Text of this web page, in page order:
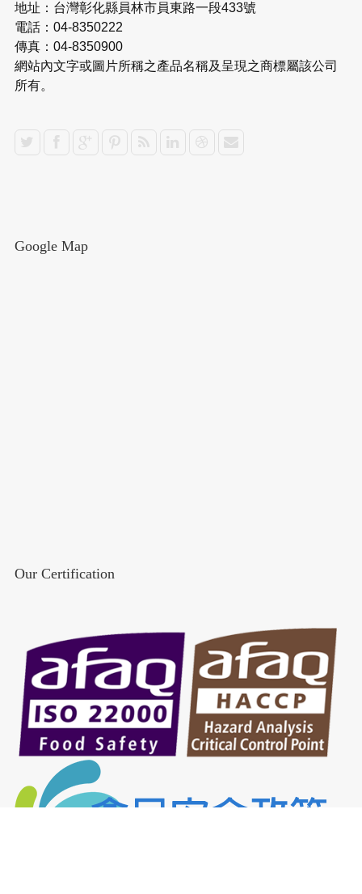
地址：台灣彰化縣員林市員東路一段433號
電話：04-8350222
傳真：04-8350900
網站內文字或圖片所稱之產品名稱及呈現之商標屬該公司
所有。
Google Map
Our Certification